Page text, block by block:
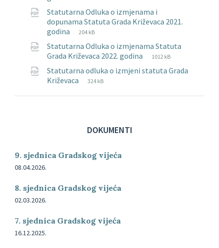
pdf
Statutarna Odluka o izmjenama i
dopunama Statuta Grada Križevaca 2021.
godina
Tip
pdf
Veličina
204 kB
Statutarna Odluka o izmjenama Statuta
Grada Križevaca 2022. godina
Tip
pdf
Veličina
1012 kB
Statutarna odluka o izmjeni statuta Grada
Križevaca
Tip
Veličina
324 kB
DOKUMENTI
9. sjednica Gradskog vijeća
08.04.2026.
8. sjednica Gradskog vijeća
02.03.2026.
7. sjednica Gradskog vijeća
16.12.2025.